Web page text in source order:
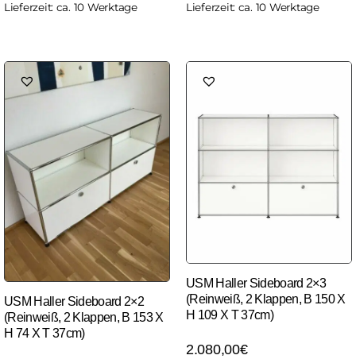
Lieferzeit: ca. 10 Werktage Lieferzeit: ca. 10 Werktage
USM Haller Sideboard 2×2
(Reinweiß, 2 Klappen, B 153 X
H 74 X T 37cm)
USM Haller Sideboard 2×3
(Reinweiß, 2 Klappen, B 150 X
H 109 X T 37cm)
2.080,00€